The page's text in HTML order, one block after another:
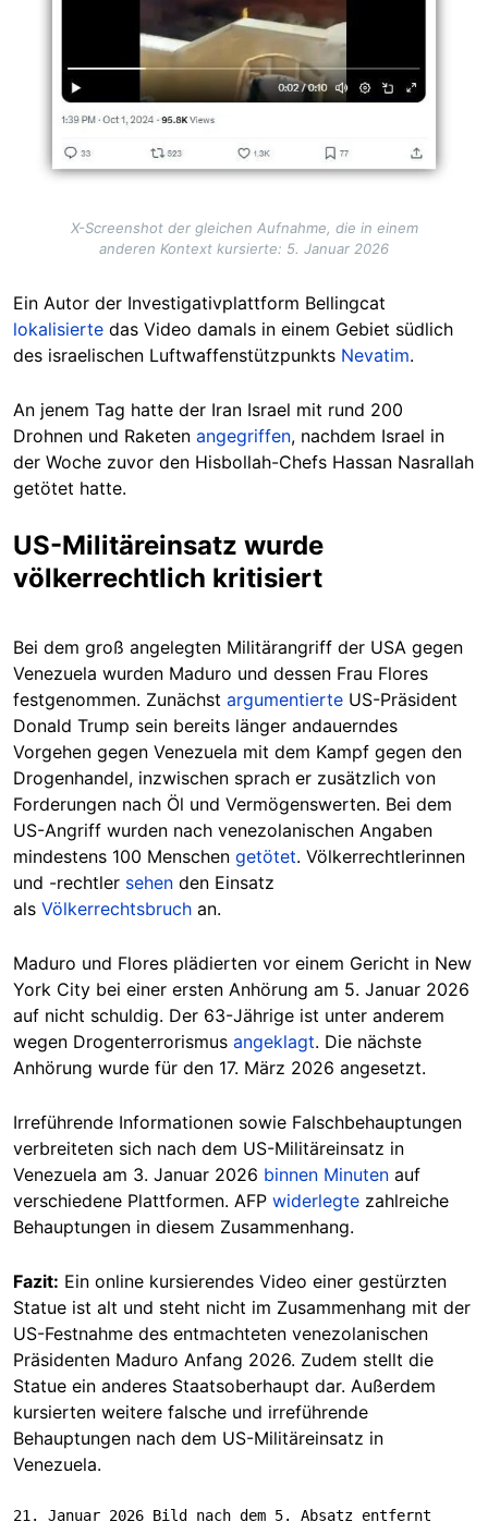
X-Screenshot der gleichen Aufnahme, die in einem
anderen Kontext kursierte: 5. Januar 2026
Ein Autor der Investigativplattform Bellingcat
lokalisierte das Video damals in einem Gebiet südlich
des israelischen Luftwaffenstützpunkts Nevatim.
An jenem Tag hatte der Iran Israel mit rund 200
Drohnen und Raketen angegriffen, nachdem Israel in
der Woche zuvor den Hisbollah-Chefs Hassan Nasrallah
getötet hatte.
US-Militäreinsatz wurde
völkerrechtlich kritisiert
Bei dem groß angelegten Militärangriff der USA gegen
Venezuela wurden Maduro und dessen Frau Flores
festgenommen. Zunächst argumentierte US-Präsident
Donald Trump sein bereits länger andauerndes
Vorgehen gegen Venezuela mit dem Kampf gegen den
Drogenhandel, inzwischen sprach er zusätzlich von
Forderungen nach Öl und Vermögenswerten. Bei dem
US-Angriff wurden nach venezolanischen Angaben
mindestens 100 Menschen getötet. Völkerrechtlerinnen
und -rechtler sehen den Einsatz
als Völkerrechtsbruch an.
Maduro und Flores plädierten vor einem Gericht in New
York City bei einer ersten Anhörung am 5. Januar 2026
auf nicht schuldig. Der 63-Jährige ist unter anderem
wegen Drogenterrorismus angeklagt. Die nächste
Anhörung wurde für den 17. März 2026 angesetzt.
Irreführende Informationen sowie Falschbehauptungen
verbreiteten sich nach dem US-Militäreinsatz in
Venezuela am 3. Januar 2026 binnen Minuten auf
verschiedene Plattformen. AFP widerlegte zahlreiche
Behauptungen in diesem Zusammenhang.
Fazit: Ein online kursierendes Video einer gestürzten
Statue ist alt und steht nicht im Zusammenhang mit der
US-Festnahme des entmachteten venezolanischen
Präsidenten Maduro Anfang 2026. Zudem stellt die
Statue ein anderes Staatsoberhaupt dar. Außerdem
kursierten weitere falsche und irreführende
Behauptungen nach dem US-Militäreinsatz in
Venezuela.
21. Januar 2026 Bild nach dem 5. Absatz entfernt